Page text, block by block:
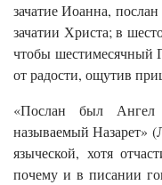
зачатие Иоанна,
зачатии Христа; в
чтобы шестимесячный
от радости, ощутив
«Послан был Ангел
называемый Назарет»
языческой, хотя
почему и в писании